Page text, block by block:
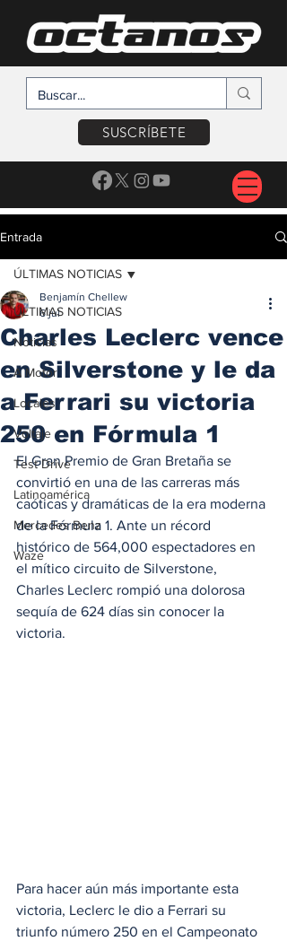
SUSCRÍBETE
Entrada
ÚLTIMAS NOTICIAS
Noticias
A Motor
Locales
Voltaje
Test Drive
Latinoamérica
Mercedes Benz
Waze
ÚLTIMAS NOTICIAS
Charles Leclerc vence
en Silverstone y le da
a Ferrari su victoria
250 en Fórmula 1
Benjamín Chellew
6 jul
El Gran Premio de Gran Bretaña se
convirtió en una de las carreras más
caóticas y dramáticas de la era moderna
de la Fórmula 1. Ante un récord
histórico de 564,000 espectadores en
el mítico circuito de Silverstone,
Charles Leclerc rompió una dolorosa
sequía de 624 días sin conocer la
victoria.
Para hacer aún más importante esta
victoria, Leclerc le dio a Ferrari su
triunfo número 250 en el Campeonato